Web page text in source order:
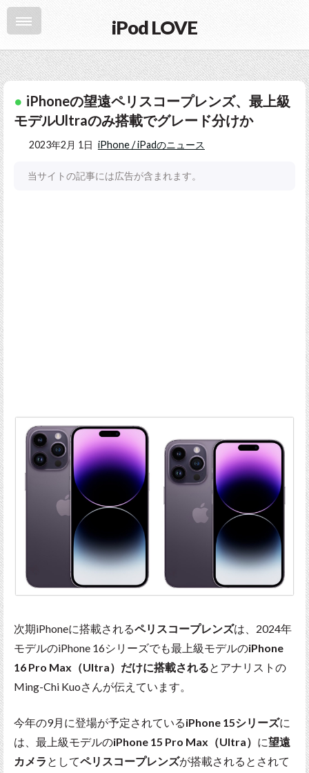
iPod LOVE
iPhoneの望遠ペリスコープレンズ、最上級
モデルUltraのみ搭載でグレード分けか
2023年2月 1日 iPhone / iPadのニュース
当サイトの記事には広告が含まれます。
次期iPhoneに搭載されるペリスコープレンズは、2024年
モデルのiPhone 16シリーズでも最上級モデルのiPhone
16 Pro Max（Ultra）だけに搭載されるとアナリストの
Ming-Chi Kuoさんが伝えています。
今年の9月に登場が予定されているiPhone 15シリーズに
は、最上級モデルのiPhone 15 Pro Max（Ultra） に望遠
カメラ としてペリスコープレンズが搭載されるとされて